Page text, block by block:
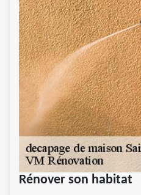
Rénover son habitat